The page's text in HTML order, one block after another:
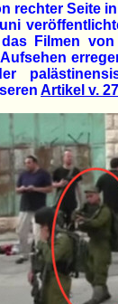
rechter Seite
Filmen
Artikel v.